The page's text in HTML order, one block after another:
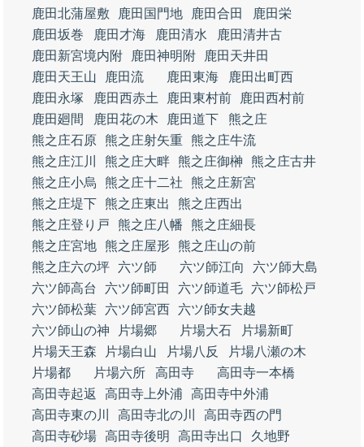
鹿田北蒲屋敷
鹿田国門地 鹿田合田
鹿田栄
鹿田坂巻
鹿田才海 鹿田清水
鹿田清井古
鹿田新宮境内附
鹿田神明附
鹿田天井田
鹿田天王山
鹿田流 鹿田東海
鹿田出町西
鹿田永塚
鹿田西赤土 鹿田東村前
鹿田西村前
鹿田廻間
鹿田花の木 鹿田道下
熊之庄
熊之庄石原
熊之庄射矢重
熊之庄牛流
熊之庄江川
熊之庄大畔 熊之庄御榊
熊之庄古井
熊之庄小烏
熊之庄十二社
熊之庄新宮
熊之庄堤下
熊之庄東出
熊之庄西出
熊之庄登り戸
熊之庄八幡
熊之庄細長
熊之庄宮地
熊之庄屋形
熊之庄山の前
熊之庄六の坪
六ツ師 六ツ師江向
六ツ師大島
六ツ師高台
六ツ師町田 六ツ師道毛
六ツ師松戸
六ツ師松葉
六ツ師宮西
六ツ師女夫越
六ツ師山の神
片場郷 片場大石
片場新町
片場天王森
片場白山 片場八反
片場八瀬の木
片場都
片場六所 高田寺
高田寺一本橋
高田寺起返
高田寺上外浦
高田寺中外浦
高田寺東の川
高田寺北の川
高田寺西の門
高田寺砂場 高田寺後明 高田寺出口
久地野